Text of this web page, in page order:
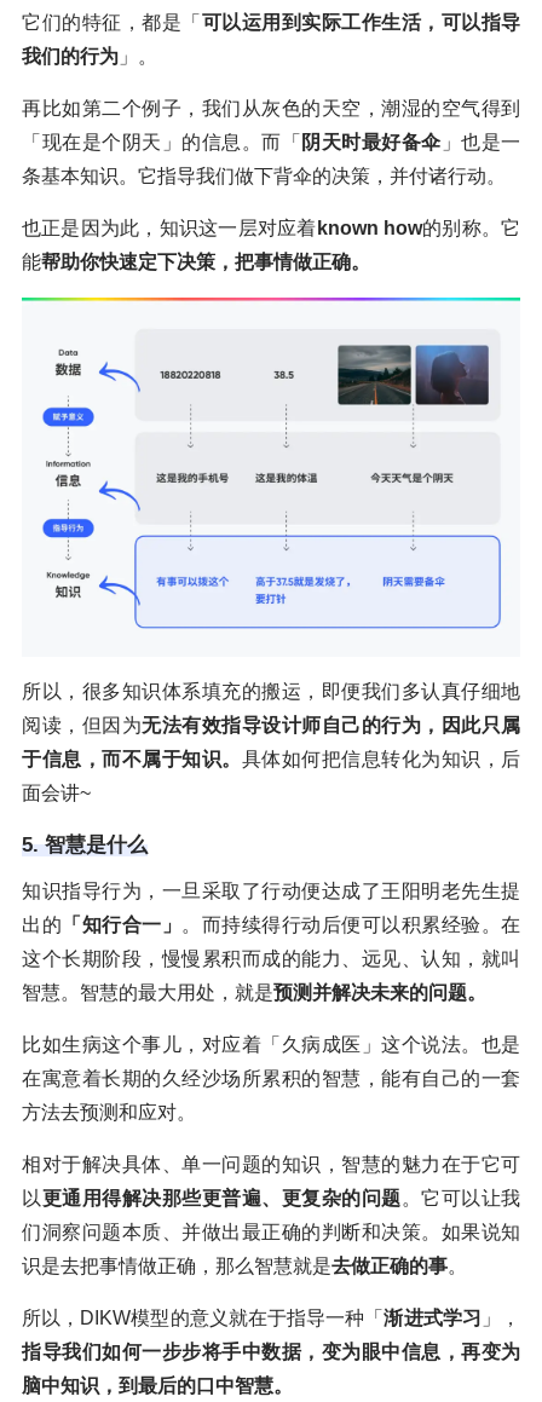
它们的特征，都是「 可以运用到实际工作生活，可以指导
我们的行为 」。
再比如第二个例子，我们从灰色的天空，潮湿的空气得到
「现在是个阴天」的信息。而「 阴天时最好备伞」也是一
条基本知识。它指导我们做下背伞的决策，并付诸行动。
也正是因为此，知识这一层对应着 known how的别称。它
能帮助你快速定下决策，把事情做正确。
所以，很多知识体系填充的搬运，即便我们多认真仔细地
阅读，但因为无法有效指导设计师自己的行为，因此只属
于信息，而不属于知识。 具体如何把信息转化为知识，后
面会讲~
5. 智慧是什么
知识指导行为，一旦采取了行动便达成了王阳明老先生提
出的 「知行合一」 。而持续得行动后便可以积累经验。在
这个长期阶段，慢慢累积而成的能力、远见、认知，就叫
智慧。智慧的最大用处，就是预测并解决未来的问题。
比如生病这个事儿，对应着「久病成医」这个说法。也是
在寓意着长期的久经沙场所累积的智慧，能有自己的一套
方法去预测和应对。
相对于解决具体、单一问题的知识，智慧的魅力在于它可
以更通用得解决那些更普遍、更复杂的问题。它可以让我
们洞察问题本质、并做出最正确的判断和决策。如果说知
识是去把事情做正确，那么智慧就是去做正确的事。
所以，DIKW模型的意义就在于指导一种「渐进式学习 」，
指导我们如何一步步将手中数据，变为眼中信息，再变为
脑中知识，到最后的口中智慧。